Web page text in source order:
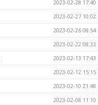
2023-02-28 17:40
2023-02-27 10:02
2023-02-26 08:54
2023-02-22 08:33
2023-02-13 17:43
2023-02-12 15:15
2023-02-10 21:48
2023-02-08 11:10